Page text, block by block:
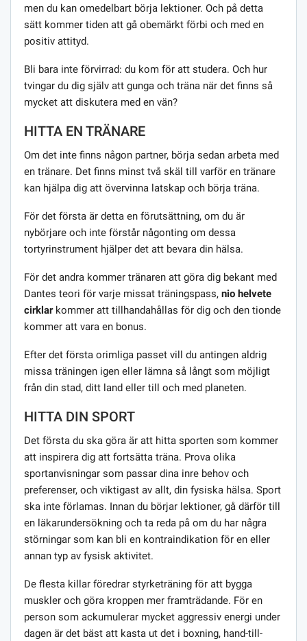
men du kan omedelbart börja lektioner. Och på detta
sätt kommer tiden att gå obemärkt förbi och med en
positiv attityd.
Bli bara inte förvirrad: du kom för att studera. Och hur
tvingar du dig själv att gunga och träna när det finns så
mycket att diskutera med en vän?
HITTA EN TRÄNARE
Om det inte finns någon partner, börja sedan arbeta med
en tränare. Det finns minst två skäl till varför en tränare
kan hjälpa dig att övervinna latskap och börja träna.
För det första är detta en förutsättning, om du är
nybörjare och inte förstår någonting om dessa
tortyrinstrument hjälper det att bevara din hälsa.
För det andra kommer tränaren att göra dig bekant med
Dantes teori för varje missat träningspass, nio helvete
cirklarkommer att tillhandahållas för dig och den tionde
kommer att vara en bonus.
Efter det första orimliga passet vill du antingen aldrig
missa träningen igen eller lämna så långt som möjligt
från din stad, ditt land eller till och med planeten.
HITTA DIN SPORT
Det första du ska göra är att hitta sporten som kommer
att inspirera dig att fortsätta träna. Prova olika
sportanvisningar som passar dina inre behov och
preferenser, och viktigast av allt, din fysiska hälsa. Sport
ska inte förlamas. Innan du börjar lektioner, gå därför till
en läkarundersökning och ta reda på om du har några
störningar som kan bli en kontraindikation för en eller
annan typ av fysisk aktivitet.
De flesta killar föredrar styrketräning för att bygga
muskler och göra kroppen mer framträdande. För en
person som ackumulerar mycket aggressiv energi under
dagen är det bäst att kasta ut det i boxning, hand-till-